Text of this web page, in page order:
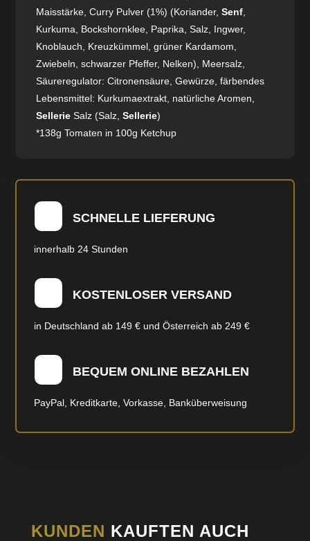
Maisstärke, Curry Pulver (1%) (Koriander,Senf
Kurkuma, Bockshornklee, Paprika, Salz, Ingwer,
Knoblauch, Kreuzkümmel, grüner Kardamom,
Zwiebeln, schwarzer Pfeffer, Nelken), Meersalz,
Säureregulator: Citronensäure, Gewürze, färbendes
Lebensmittel: Kurkumaextrakt, natürliche Aromen,
Sellerie Salz (Salz,Sellerie)
*138g Tomaten in 100g Ketchup
SCHNELLE LIEFERUNG
innerhalb 24 Stunden
KOSTENLOSER VERSAND
in Deutschland ab 149 € und Österreich ab 249 €
BEQUEM ONLINE BEZAHLEN
PayPal, Kreditkarte, Vorkasse, Banküberweisung
KUNDEN KAUFTEN AUCH